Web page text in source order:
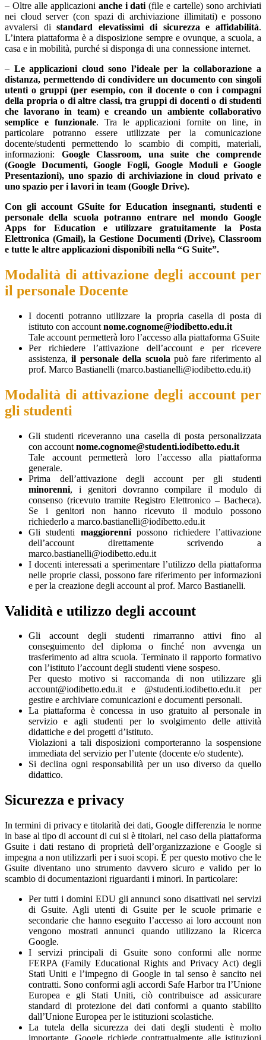
– Oltre alle applicazioni anche i dati (file e cartelle) sono archiviati
nei cloud server (con spazi di archiviazione illimitati) e possono
avvalersi distandard elevatissimi di sicurezza e affidabilità.
L’intera piattaforma è a disposizione sempre e ovunque, a scuola, a
casa e in mobilità, purché si disponga di una connessione internet.
– Le applicazioni cloud sono l’ideale per la collaborazione a
distanza, permettendo di condividere un documento con singoli
utenti o gruppi (per esempio, con il docente o con i compagni
della propria o di altre classi, tra gruppi di docenti o di studenti
che lavorano in team) e creando un ambiente collaborativo
semplice e funzionale. Tra le applicazioni fornite on line, in
particolare potranno essere utilizzate per la comunicazione
docente/studenti permettendo lo scambio di compiti, materiali,
informazioni: Google Classroom, una suite che comprende
(Google Documenti, Google Fogli, Google Moduli e Google
Presentazioni), uno spazio di archiviazione in cloud privato e
uno spazio per i lavori in team (Google Drive).
Con gli account GSuite for Education insegnanti, studenti e
personale della scuola potranno entrare nel mondo Google
Apps for Education e utilizzare gratuitamente la Posta
Elettronica (Gmail), la Gestione Documenti (Drive), Classroom
e tutte le altre applicazioni disponibili nella “G Suite”.
Modalità di attivazione degli account per
il personale Docente
I docenti potranno utilizzare la propria casella di posta di
istituto con account nome.cognome@iodibetto.edu.it
Tale account permetterà loro l’accesso alla piattaforma GSuite
Per richiedere l’attivazione dell’account e per ricevere
assistenza,il personale della scuola può fare riferimento al
prof. Marco Bastianelli (marco.bastianelli@iodibetto.edu.it)
Modalità di attivazione degli account per
gli studenti
Gli studenti riceveranno una casella di posta personalizzata
con account nome.cognome@studenti.iodibetto.edu.it
Tale account permetterà loro l’accesso alla piattaforma
generale.
Prima dell’attivazione degli account per gli studenti
minorenni, i genitori dovranno compilare il modulo di
consenso (ricevuto tramite Registro Elettronico – Bacheca).
Se i genitori non hanno ricevuto il modulo possono
richiederlo a marco.bastianelli@iodibetto.edu.it
Gli studenti maggiorennipossono richiedere l’attivazione
dell’account direttamente scrivendo a
marco.bastianelli@iodibetto.edu.it
I docenti interessati a sperimentare l’utilizzo della piattaforma
nelle proprie classi, possono fare riferimento per informazioni
e per la creazione degli account al prof. Marco Bastianelli.
Validità e utilizzo degli account
Gli account degli studenti rimarranno attivi fino al
conseguimento del diploma o finché non avvenga un
trasferimento ad altra scuola. Terminato il rapporto formativo
con l’istituto l’account degli studenti viene sospeso.
Per questo motivo si raccomanda di non utilizzare gli
account@iodibetto.edu.it e @studenti.iodibetto.edu.it per
gestire e archiviare comunicazioni e documenti personali.
La piattaforma è concessa in uso gratuito al personale in
servizio e agli studenti per lo svolgimento delle attività
didattiche e dei progetti d’istituto.
Violazioni a tali disposizioni comporteranno la sospensione
immediata del servizio per l’utente (docente e/o studente).
Si declina ogni responsabilità per un uso diverso da quello
didattico.
Sicurezza e privacy
In termini di privacy e titolarità dei dati, Google differenzia le norme
in base al tipo di account di cui si è titolari, nel caso della piattaforma
Gsuite i dati restano di proprietà dell’organizzazione e Google si
impegna a non utilizzarli per i suoi scopi. É per questo motivo che le
Gsuite diventano uno strumento davvero sicuro e valido per lo
scambio di documentazioni riguardanti i minori. In particolare:
Per tutti i domini EDU gli annunci sono disattivati nei servizi
di Gsuite. Agli utenti di Gsuite per le scuole primarie e
secondarie che hanno eseguito l’accesso ai loro account non
vengono mostrati annunci quando utilizzano la Ricerca
Google.
I servizi principali di Gsuite sono conformi alle norme
FERPA (Family Educational Rights and Privacy Act) degli
Stati Uniti e l’impegno di Google in tal senso è sancito nei
contratti. Sono conformi agli accordi Safe Harbor tra l’Unione
Europea e gli Stati Uniti, ciò contribuisce ad assicurare
standard di protezione dei dati conformi a quanto stabilito
dall’Unione Europea per le istituzioni scolastiche.
La tutela della sicurezza dei dati degli studenti è molto